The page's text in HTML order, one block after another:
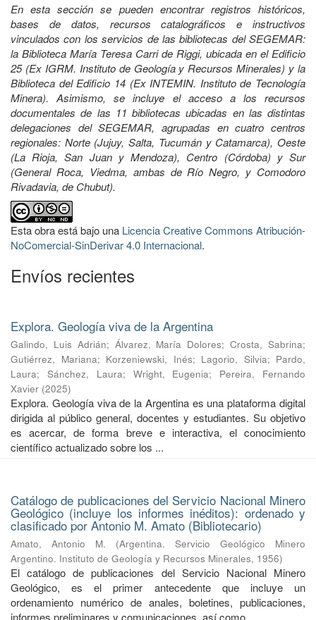
En esta sección se pueden encontrar registros históricos,
bases de datos, recursos catalográficos e instructivos
vinculados con los servicios de las bibliotecas del SEGEMAR:
la Biblioteca María Teresa Carri de Riggi, ubicada en el Edificio
25 (Ex IGRM. Instituto de Geología y Recursos Minerales) y la
Biblioteca del Edificio 14 (Ex INTEMIN. Instituto de Tecnología
Minera). Asimismo, se incluye el acceso a los recursos
documentales de las 11 bibliotecas ubicadas en las distintas
delegaciones del SEGEMAR, agrupadas en cuatro centros
regionales: Norte (Jujuy, Salta, Tucumán y Catamarca), Oeste
(La Rioja, San Juan y Mendoza), Centro (Córdoba) y Sur
(General Roca, Viedma, ambas de Río Negro, y Comodoro
Rivadavia, de Chubut).
Esta obra está bajo una Licencia Creative Commons Atribución-
NoComercial-SinDerivar 4.0 Internacional.
Envíos recientes
Explora. Geología viva de la Argentina
Galindo, Luis Adrián; Álvarez, María Dolores;Crosta, Sabrina;
Gutiérrez, Mariana; Korzeniewski, Inés; Lagorio, Silvia; Pardo,
Laura; Sánchez, Laura; Wright, Eugenia; Pereira, Fernando
Xavier (2025)
Explora. Geología viva de la Argentina es una plataforma digital
dirigida al público general, docentes y estudiantes. Su objetivo
es acercar, de forma breve e interactiva, el conocimiento
científico actualizado sobre los ...
Catálogo de publicaciones del Servicio Nacional Minero
Geológico (incluye los informes inéditos): ordenado y
clasificado por Antonio M. Amato (Bibliotecario)
Amato, Antonio M. (Argentina. Servicio Geológico Minero
Argentino. Instituto de Geología y Recursos Minerales, 1956)
El catálogo de publicaciones del Servicio Nacional Minero
Geológico, es el primer antecedente que incluye un
ordenamiento numérico de anales, boletines, publicaciones,
informes preliminares y comunicaciones, así como ...